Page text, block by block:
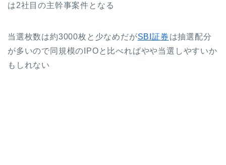
は2社目の主幹事案件となる
当選枚数は約3000枚と少なめだがSBI証券 は抽選配分
が多いので同規模のIPOと比べればやや当選しやすいか
もしれない